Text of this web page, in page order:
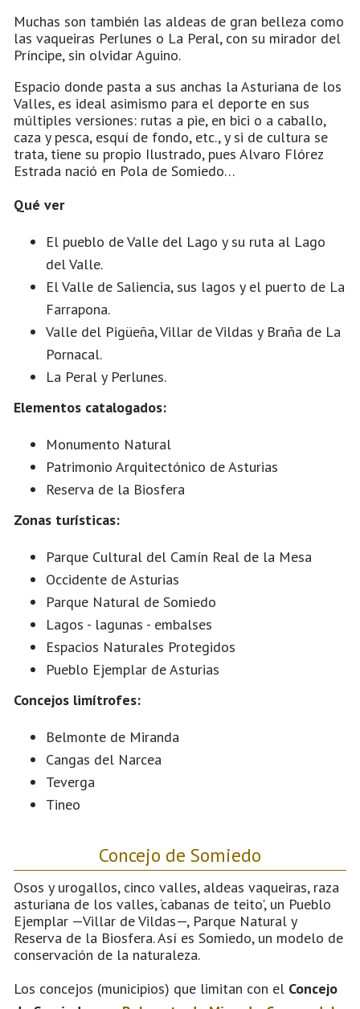
Muchas son también las aldeas de gran belleza como
las vaqueiras Perlunes o La Peral, con su mirador del
Príncipe, sin olvidar Aguino.
Espacio donde pasta a sus anchas la Asturiana de los
Valles, es ideal asimismo para el deporte en sus
múltiples versiones: rutas a pie, en bici o a caballo,
caza y pesca, esquí de fondo, etc., y si de cultura se
trata, tiene su propio Ilustrado, pues Alvaro Flórez
Estrada nació en Pola de Somiedo…
Qué ver
El pueblo de Valle del Lago y su ruta al Lago
del Valle.
El Valle de Saliencia, sus lagos y el puerto de La
Farrapona.
Valle del Pigüeña, Villar de Vildas y Braña de La
Pornacal.
La Peral y Perlunes.
Elementos catalogados:
Monumento Natural
Patrimonio Arquitectónico de Asturias
Reserva de la Biosfera
Zonas turísticas:
Parque Cultural del Camín Real de la Mesa
Occidente de Asturias
Parque Natural de Somiedo
Lagos - lagunas - embalses
Espacios Naturales Protegidos
Pueblo Ejemplar de Asturias
Concejos limítrofes:
Belmonte de Miranda
Cangas del Narcea
Teverga
Tineo
Concejo de Somiedo
Osos y urogallos, cinco valles, aldeas vaqueiras, raza
asturiana de los valles, ‘cabanas de teito', un Pueblo
Ejemplar —Villar de Vildas—, Parque Natural y
Reserva de la Biosfera. Así es Somiedo, un modelo de
conservación de la naturaleza.
Los concejos (municipios) que limitan con el Concejo